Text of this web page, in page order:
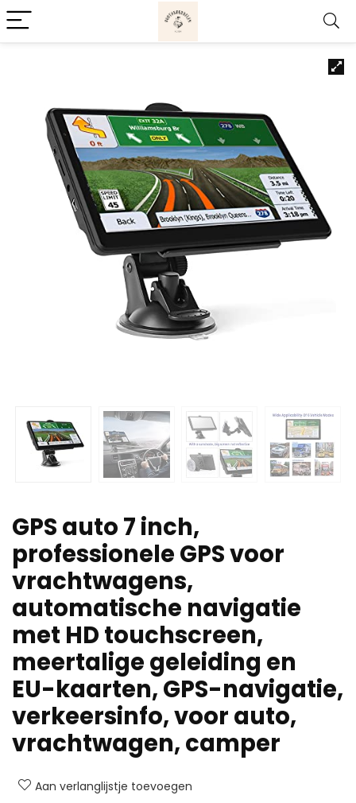
GPS auto 7 inch,
professionele GPS voor
vrachtwagens,
automatische navigatie
met HD touchscreen,
meertalige geleiding en
EU-kaarten, GPS-navigatie,
verkeersinfo, voor auto,
vrachtwagen, camper
Aan verlanglijstje toevoegen